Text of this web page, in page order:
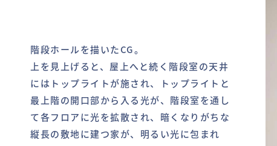
階段ホールを描いたCG。
上を見上げると、屋上へと続く階段室の天井
にはトップライトが施され、トップライトと
最上階の開口部から入る光が、階段室を通し
て各フロアに光を拡散され、暗くなりがちな
縦長の敷地に建つ家が、明るい光に包まれ